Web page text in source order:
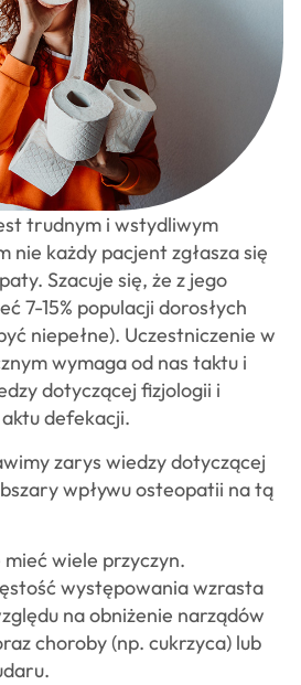
trudnym i wstydliwym
nie każdy pacjent zgłasza się
Szacuje się, że z jego
7-15% populacji dorosłych
niepełne). Uczestniczenie w
wymaga od nas taktu i
dotyczącej fizjologii i
defekacji.
zarys wiedzy dotyczącej
wpływu osteopatii na tą
wiele przyczyn.
występowania wzrasta
na obniżenie narządów
choroby (np. cukrzyca) lub